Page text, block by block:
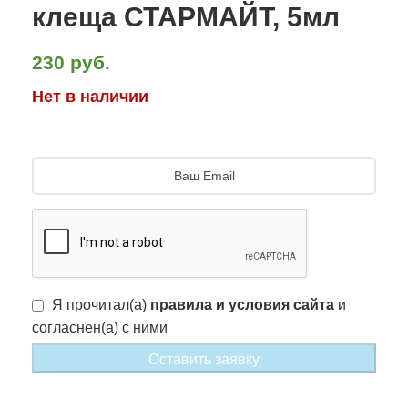
клеща СТАРМАЙТ, 5мл
230 руб.
Нет в наличии
Я прочитал(а) правила и условия сайта и
согласнен(а) с ними
Оставить заявку